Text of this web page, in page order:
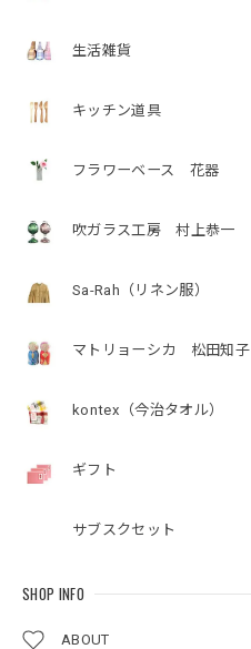
生活雑貨
キッチン道具
フラワーベース 花器
吹ガラス工房 村上恭一
Sa-Rah（リネン服）
マトリョーシカ 松田知子
kontex（今治タオル）
ギフト
サブスクセット
SHOP INFO
ABOUT